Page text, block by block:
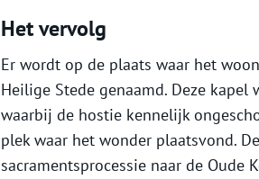
Het vervolg
Er wordt op de plaats waar het
Heilige Stede genaamd. Deze
waarbij de hostie kennelijk
plek waar het wonder plaatsvond.
sacramentsprocessie naar de